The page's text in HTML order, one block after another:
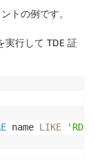
トの例です。
実行して TDE 証
name LIKE